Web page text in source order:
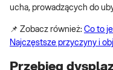
ucha, prowadzących do
📌 Zobacz również: Co to
Najczęstsze przyczyny i
Przebieg